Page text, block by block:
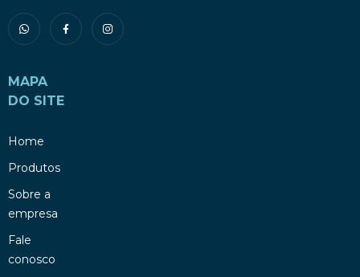
MAPA
DO SITE
Home
Produtos
Sobre a
empresa
Fale
conosco